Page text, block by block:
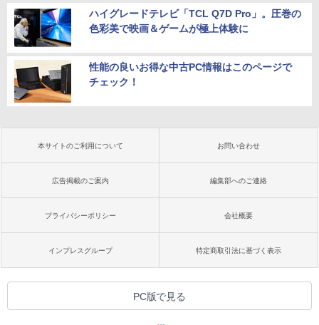
ハイグレードテレビ「TCL Q7D Pro」。圧巻の
色彩美で映画＆ゲームが極上体験に
性能の良いお得な中古PC情報はこのページで
チェック！
本サイトのご利用について お問い合わせ
広告掲載のご案内 編集部へのご連絡
プライバシーポリシー 会社概要
インプレスグループ 特定商取引法に基づく表示
PC版で見る